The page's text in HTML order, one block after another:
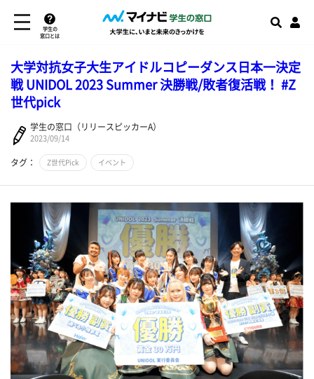
学生の
窓口とは
大学対抗女子大生アイドルコピーダンス日本一決定
戦 UNIDOL 2023 Summer 決勝戦/敗者復活戦！ #Z
世代pick
学生の窓口（リリースピッカーA）
2023/09/14
タグ： Z世代Pick イベント